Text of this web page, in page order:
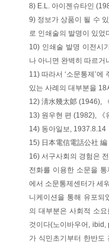
8) E.L. 아이젠슈타인
9) 정보가 상품이 될 수
로 인쇄술의 발명이 있었
10) 인쇄술 발명 이전시
나 아니면 완벽히 따르거
11) 따라서 ‘소문통제’
있는 사례의 대부분을
12) 淸水幾太郞 (1946),
13) 원우현 편 (1982), 《
14) 동아일보, 1937.8.14
15) 日本電信電話公社
16) 서구사회의 경험은
전화를 이용한 소문을
에서 소문통제센터가 세
니케이션을 통해 유포되
의 대부분은 사회적 소
것이다(노이바우어,
가 식민초기부터 한반도